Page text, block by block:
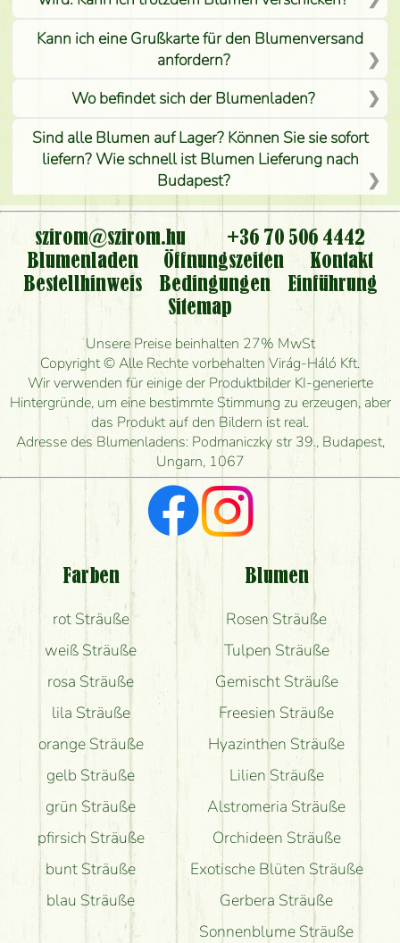
Kann ich eine Grußkarte für den Blumenversand
anfordern?
Wo befindet sich der Blumenladen?
Sind alle Blumen auf Lager? Können Sie sie sofort
liefern? Wie schnell ist Blumen Lieferung nach
Budapest?
Ist der Blumenladen non stop geöffnet?
Kann ich den bestellten Blumenstrauß persönlich
nehmen oder nur per Blumenversand?
Ist eine Bestellung für ländliche Gebiete möglich?
Wie lange kann ich heute Blumen mit Lieferung
bestellen?
Wie schnell können Sie den Blumenstrauß
herstellen und wann können Sie ihn frühestens
liefern?
Ich suche rote Rosen, hast du welche?
Welche Rückmeldungen bekomme ich zum
Blumenversand?
Bekomme ich wirklich, was auf dem Bild zu sehen
szirom@szirom.hu
+36 70 506 4442
Blumenladen
Öffnungszeiten
Kontakt
Bestellhinweis
Bedingungen
Einführung
Sitemap
Unsere Preise beinhalten 27% MwSt
Copyright © Alle Rechte vorbehalten Virág-Háló Kft.
Wir verwenden für einige der Produktbilder KI-generierte
Hintergründe, um eine bestimmte Stimmung zu erzeugen, aber
das Produkt auf den Bildern ist real.
Adresse des Blumenladens: Podmaniczky str 39., Budapest,
Ungarn, 1067
Farben
rot Sträuße
weiß Sträuße
rosa Sträuße
lila Sträuße
orange Sträuße
gelb Sträuße
grün Sträuße
pfirsich Sträuße
bunt Sträuße
blau Sträuße
Blumen
Rosen Sträuße
Tulpen Sträuße
Gemischt Sträuße
Freesien Sträuße
Hyazinthen Sträuße
Lilien Sträuße
Alstromeria Sträuße
Orchideen Sträuße
Exotische Blüten Sträuße
Gerbera Sträuße
Sonnenblume Sträuße